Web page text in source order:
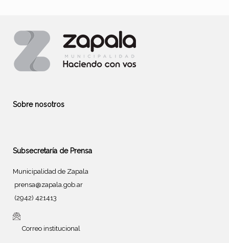
Sobre nosotros
Subsecretaría de Prensa
Municipalidad de Zapala
prensa@zapala.gob.ar
(2942) 421413
Correo institucional